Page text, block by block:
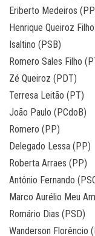
Eriberto Medeiros
Henrique Queiroz
Isaltino (PSB)
Romero Sales Filho
Zé Queiroz (PDT)
Terresa Leitão (PT)
João Paulo (PCdoB)
Romero (PP)
Delegado Lessa (PP)
Roberta Arraes (PP)
Antônio Fernando
Marco Aurélio Meu
Romário Dias (PSD)
Wanderson Florêncio